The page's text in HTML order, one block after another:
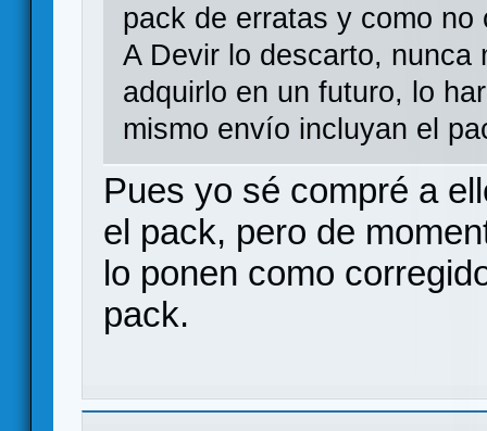
pack de erratas y como
A Devir lo descarto,
adquirlo en un futuro, lo
mismo envío incluyan el
Pues yo sé compré a
el pack, pero de
lo ponen como
pack.